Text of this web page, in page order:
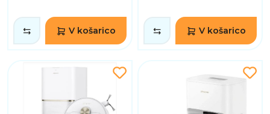
V košarico V košarico